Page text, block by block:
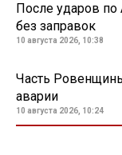
После ударов
без заправок
10 августа 2026, 10:38
Часть
аварии
10 августа 2026, 10:24